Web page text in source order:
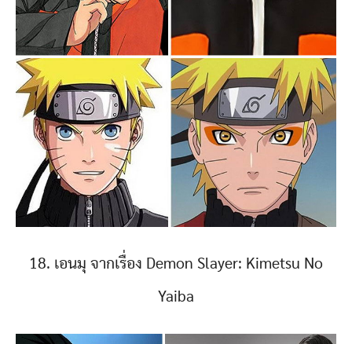
18. เอนมุ จากเรื่อง Demon Slayer: Kimetsu No
Yaiba